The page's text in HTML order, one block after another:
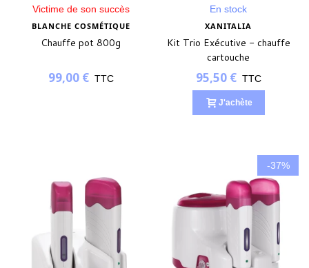
Victime de son succès
BLANCHE COSMÉTIQUE
Chauffe pot 800g
99,00 € TTC
En stock
XANITALIA
Kit Trio Exécutive - chauffe
cartouche
95,50 € TTC
J'achète
-37%